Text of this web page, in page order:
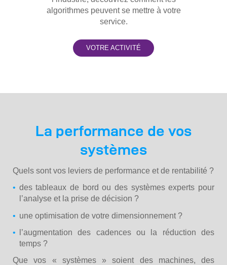
algorithmes peuvent se mettre à votre
service.
VOTRE ACTIVITÉ
La performance de vos
systèmes
Quels sont vos leviers de performance et de rentabilité ?
des tableaux de bord ou des systèmes experts pour
l’analyse et la prise de décision ?
une optimisation de votre dimensionnement ?
l’augmentation des cadences ou la réduction des
temps ?
Que vos « systèmes » soient des machines, des